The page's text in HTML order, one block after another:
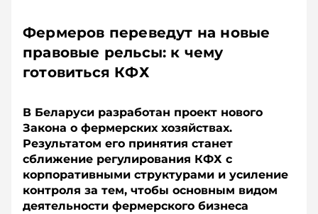
Фермеров переведут на новые
правовые рельсы: к чему
готовиться КФХ
В Беларуси разработан проект нового
Закона о фермерских хозяйствах.
Результатом его принятия станет
сближение регулирования КФХ с
корпоративными структурами и усиление
контроля за тем, чтобы основным видом
деятельности фермерского бизнеса